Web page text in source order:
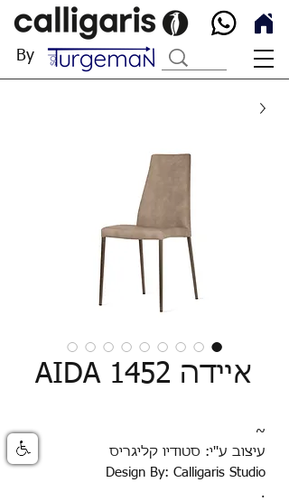
By
איידה AIDA 1452
~
עיצוב ע''י: סטודיו קליגריס
Design By: Calligaris Studio
.